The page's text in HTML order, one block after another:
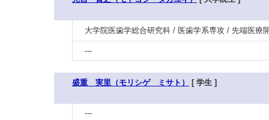
大学院医歯学総合研究科 / 医歯学系専攻 / 先端医療
---
盛重 実里（モリシゲ ミサト） [ 学生 ]
---